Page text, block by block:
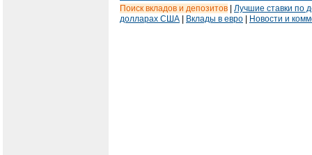
Поиск вкладов и депозитов
Лучшие ставки по
долларах США
Вклады в евро Новости и